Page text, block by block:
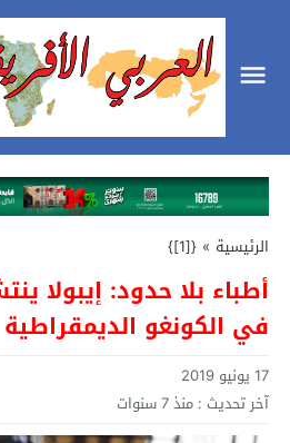
الرئيسية »
{[1]}
أطباء بلا حدود: إيبولا
في الكونغو الديمقراطية
17 يونيو 2019
آخر تحديث : منذ 7 سنوات